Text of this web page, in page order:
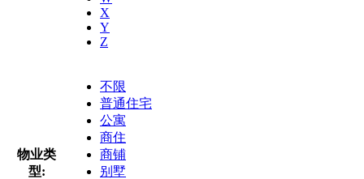
X
Y
Z
物业类
型:
不限
普通住宅
公寓
商住
商铺
别墅